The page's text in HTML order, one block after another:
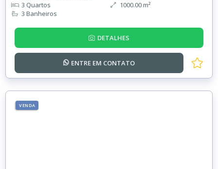
3 Quartos
3 Banheiros
1000.00 m²
DETALHES
ENTRE EM CONTATO
VENDA